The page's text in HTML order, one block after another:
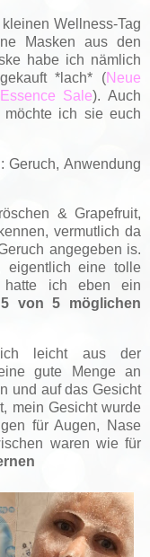
Wellness-Tag
Masken aus den
habe ich nämlich
*lach* (Neue
Sale). Auch
ich sie euch
Geruch, Anwendung
& Grapefruit,
vermutlich da
angegeben is.
eigentlich eine tolle
ich eben ein
5 von 5 möglichen
leicht aus der
gute Menge an
und auf das Gesicht
mein Gesicht wurde
für Augen, Nase
waren wie für